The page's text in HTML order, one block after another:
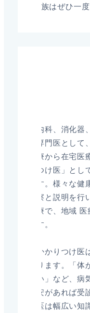
族はぜひ一
内科、消化
専門医とし
療から在宅
つけ医」と
す。様々な
察と説明を
療で、地域
す。
かかりつけ
ります。「
い」など、
安があれば
医は幅広い